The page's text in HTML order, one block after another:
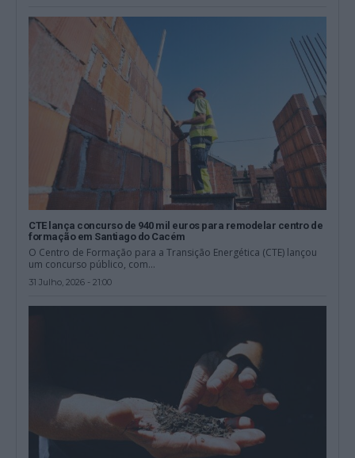
CTE lança concurso de 940 mil euros para remodelar centro de
formação em Santiago do Cacém
O Centro de Formação para a Transição Energética (CTE) lançou
um concurso público, com...
31 Julho, 2026 - 21:00